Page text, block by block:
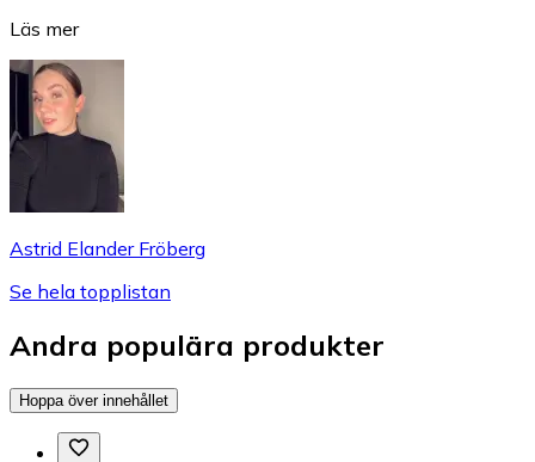
Läs mer
Astrid Elander Fröberg
Se hela topplistan
Andra populära produkter
Hoppa över innehållet